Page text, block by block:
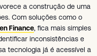
a construção de uma
Com soluções como o
Finance, fica mais simples
inconsistências e
tecnologia já é acessível a